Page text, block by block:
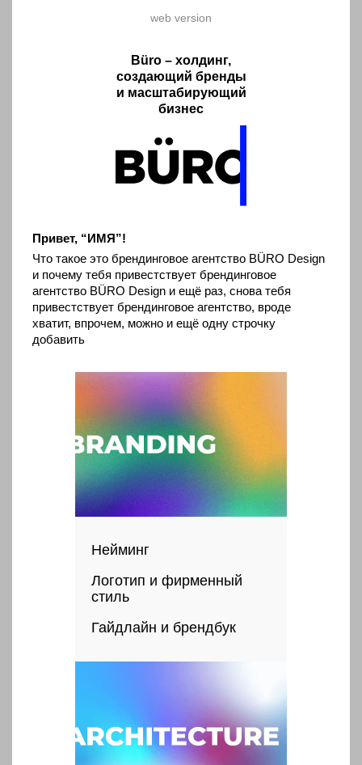
web version
Büro – холдинг,
создающий бренды
и масштабирующий
бизнес
Привет, “ИМЯ”!
Что такое это брендинговое агентство BÜRO Design
и почему тебя привестствует брендинговое
агентство BÜRO Design и ещё раз, снова тебя
привестствует брендинговое агентство, вроде
хватит, впрочем, можно и ещё одну строчку
добавить
Нейминг
Логотип и фирменный
стиль
Гайдлайн и брендбук